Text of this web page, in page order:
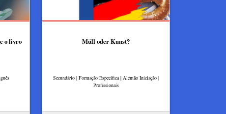
o livro Müll oder Kunst?
Secundário | Formação Específica | Alemão Iniciação |
Profissionais